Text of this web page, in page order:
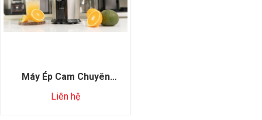
Máy Ép Cam Chuyên
Liên hệ